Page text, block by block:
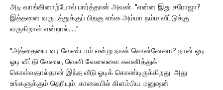
அடி வாங்கினாற்போல் பார்த்தான் அவன். "என்ன இது சரோஜா?
இத்தனை வருடத்துக்குப் பிறகு எங்க அம்மா நம்ம வீட்டுக்கு
வருகிறாள் என்றால்....."
"அத்தையை வர வேண்டாம் என்று நான் சொன்னேனா? நான் ஓடி
ஓடி வீட்டு வேலை, வெளி வேலைளை கவனித்துக்
கொள்வதால்தான் இந்த வீடு ஓடிக் கொண்டிருக்கிறது. அது
உங்களுக்கும் தெரியும். காலையில் கிளம்பிய மனுஷன்